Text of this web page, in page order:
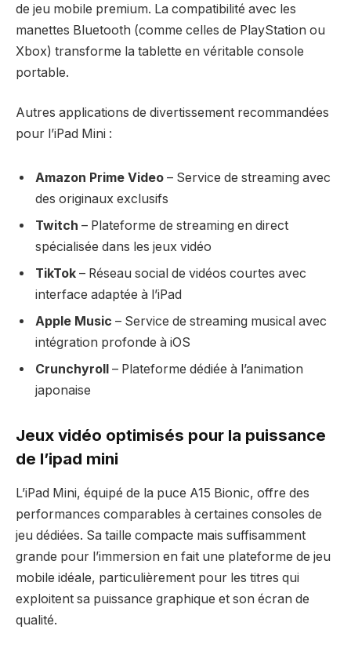
de jeu mobile premium. La compatibilité avec les
manettes Bluetooth (comme celles de PlayStation ou
Xbox) transforme la tablette en véritable console
portable.
Autres applications de divertissement recommandées
pour l’iPad Mini :
Amazon Prime Video – Service de streaming avec
des originaux exclusifs
Twitch – Plateforme de streaming en direct
spécialisée dans les jeux vidéo
TikTok – Réseau social de vidéos courtes avec
interface adaptée à l’iPad
Apple Music – Service de streaming musical avec
intégration profonde à iOS
Crunchyroll – Plateforme dédiée à l’animation
japonaise
Jeux vidéo optimisés pour la puissance
de l’ipad mini
L’iPad Mini, équipé de la puce A15 Bionic, offre des
performances comparables à certaines consoles de
jeu dédiées. Sa taille compacte mais suffisamment
grande pour l’immersion en fait une plateforme de jeu
mobile idéale, particulièrement pour les titres qui
exploitent sa puissance graphique et son écran de
qualité.